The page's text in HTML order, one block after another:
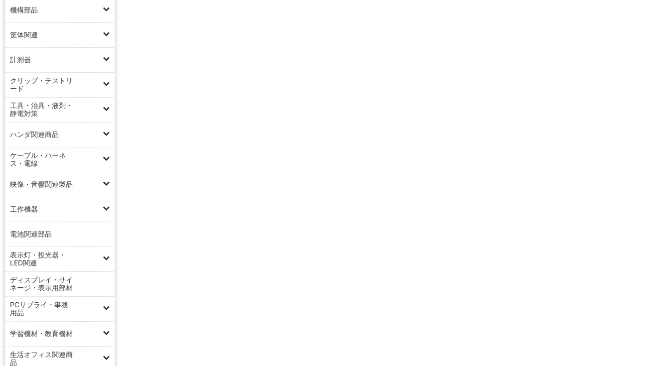
機構部品
筐体関連
計測器
クリップ・テストリ
ード
工具・治具・液剤・
静電対策
ハンダ関連商品
ケーブル・ハーネ
ス・電線
映像・音響関連製品
工作機器
電池関連部品
表示灯・投光器・
LED関連
ディスプレイ・サイ
ネージ・表示用部材
PCサプライ・事務
用品
学習機材・教育機材
生活オフィス関連商
品